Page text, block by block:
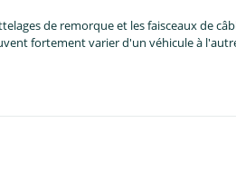
de remorque et les faisceaux de
fortement varier d'un véhicule à